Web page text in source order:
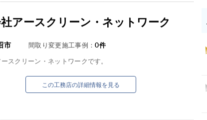
アースクリーン・ネットワーク
市 間取り変更施工事例：0件
スクリーン・ネットワークです。
この工務店の詳細情報を見る